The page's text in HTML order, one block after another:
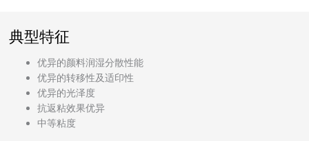
典型特征
优异的颜料润湿分散性能
优异的转移性及适印性
优异的光泽度
抗返粘效果优异
中等粘度